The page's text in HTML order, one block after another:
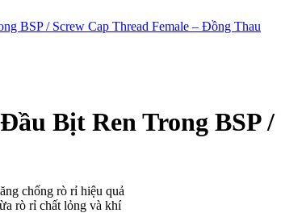
BSP / Screw Cap Thread Female – Đồng Thau
Bịt Ren Trong BSP
chống rò rỉ hiệu quả
rò rỉ chất lỏng và khí